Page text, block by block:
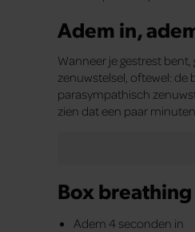
Adem in,
Wanneer je gestrest
zenuwstelsel, oftewel:
parasympathisch
zien dat een paar
Box
Adem 4 seconden in